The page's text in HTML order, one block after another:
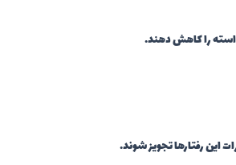
را کاهش دهند.
این رفتارها تجویز شوند.